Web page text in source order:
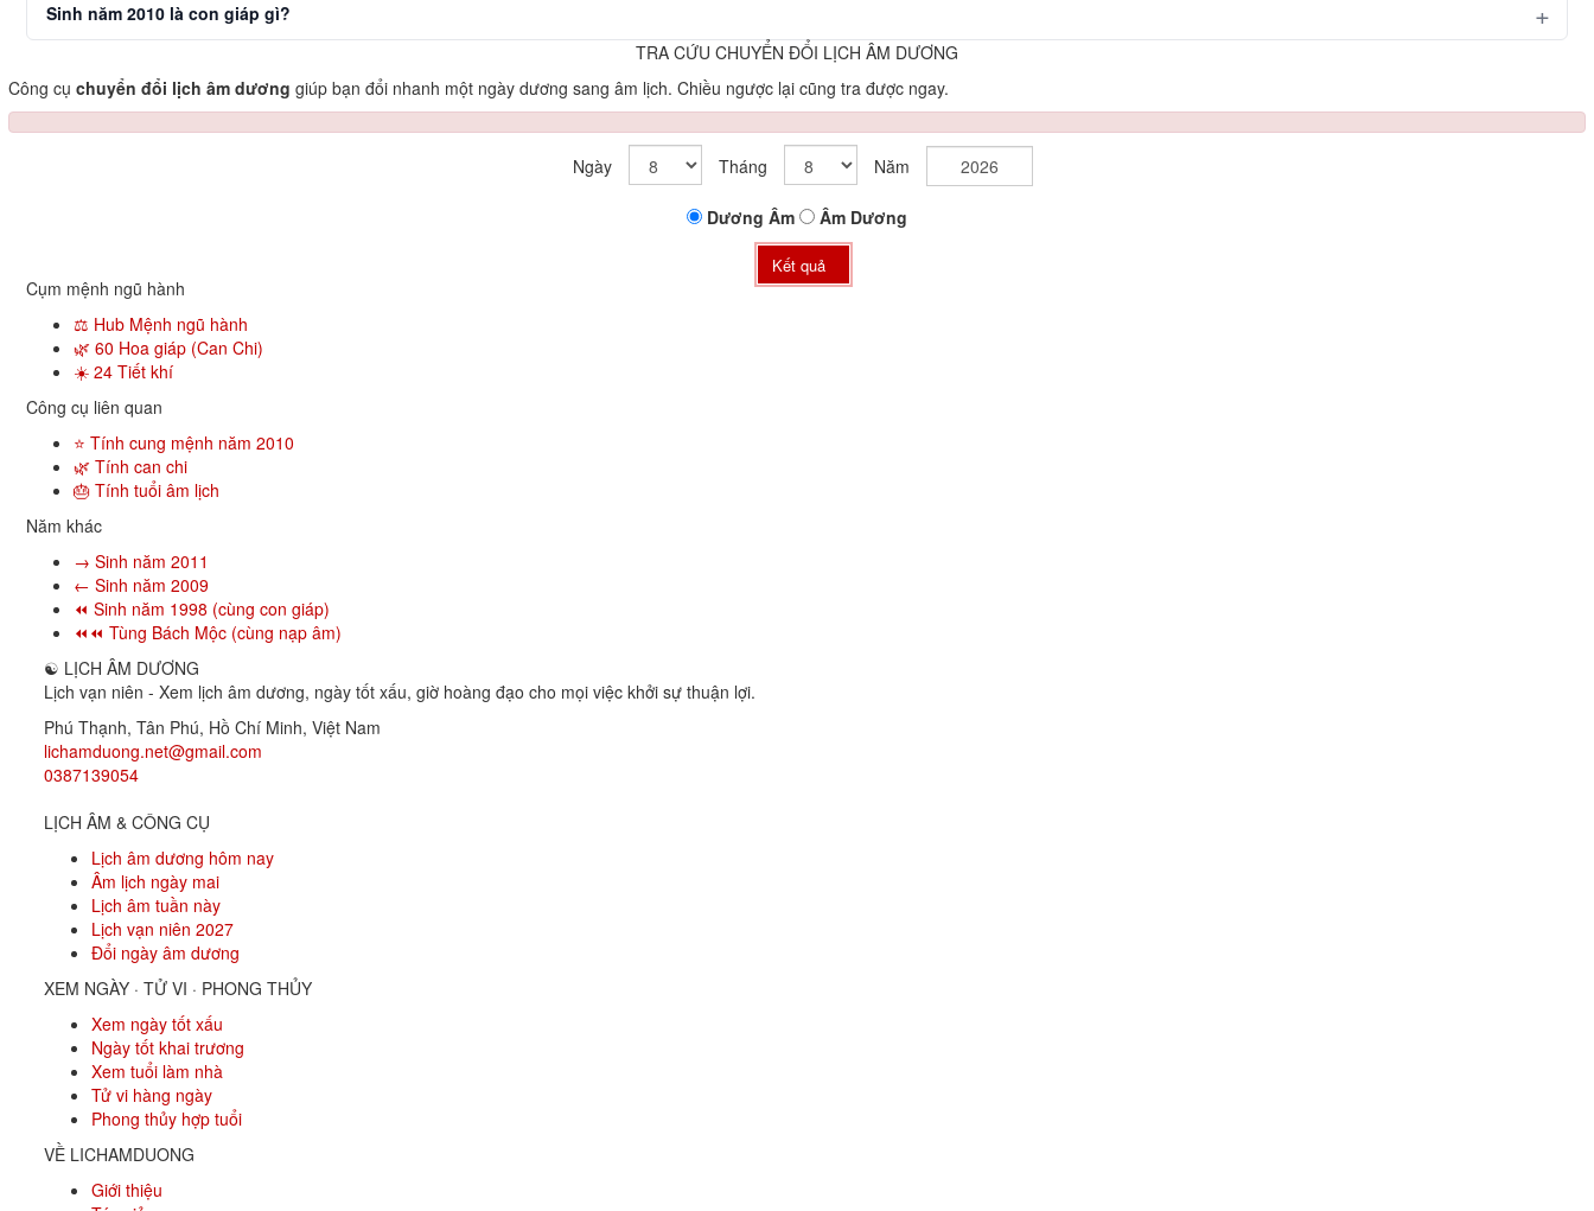
Sinh năm 2010 là con giáp gì?
TRA CỨU CHUYỂN ĐỔI LỊCH ÂM DƯƠNG
Công cụ chuyển đổi lịch âm dương giúp bạn đổi nhanh một ngày dương sang âm lịch. Chiều ngược lại cũng tra được ngay.
Ngày Tháng Năm
Dương Âm Âm Dương
Kết quả
Cụm mệnh ngũ hành
⚖️ Hub Mệnh ngũ hành
🌿 60 Hoa giáp (Can Chi)
☀️ 24 Tiết khí
Công cụ liên quan
⭐ Tính cung mệnh năm 2010
🌿 Tính can chi
🎂 Tính tuổi âm lịch
Năm khác
→ Sinh năm 2011
← Sinh năm 2009
⏪ Sinh năm 1998 (cùng con giáp)
⏪⏪ Tùng Bách Mộc (cùng nạp âm)
☯ LỊCH ÂM DƯƠNG
Lịch vạn niên - Xem lịch âm dương, ngày tốt xấu, giờ hoàng đạo cho mọi việc khởi sự thuận lợi.
Phú Thạnh, Tân Phú, Hồ Chí Minh, Việt Nam
lichamduong.net@gmail.com
0387139054
LỊCH ÂM & CÔNG CỤ
Lịch âm dương hôm nay
Âm lịch ngày mai
Lịch âm tuần này
Lịch vạn niên 2027
Đổi ngày âm dương
XEM NGÀY · TỬ VI · PHONG THỦY
Xem ngày tốt xấu
Ngày tốt khai trương
Xem tuổi làm nhà
Tử vi hàng ngày
Phong thủy hợp tuổi
VỀ LICHAMDUONG
Giới thiệu